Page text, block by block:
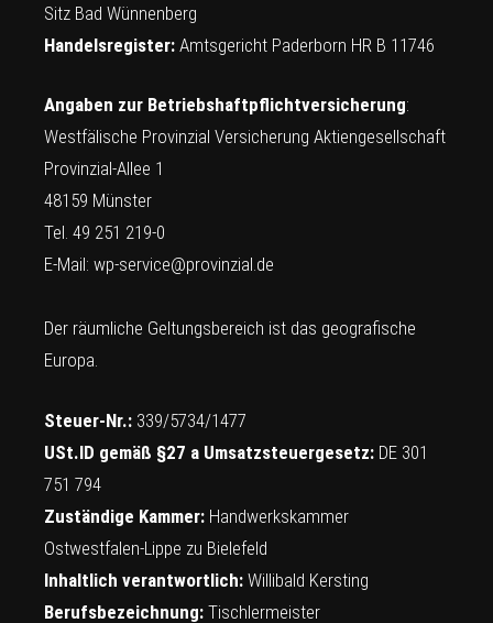
Sitz Bad Wünnenberg
Handelsregister: Amtsgericht Paderborn HR B 11746
Angaben zur Betriebshaftpflichtversicherung:
Westfälische Provinzial Versicherung Aktiengesellschaft
Provinzial-Allee 1
48159 Münster
Tel. 49 251 219-0
E-Mail: wp-service@provinzial.de
Der räumliche Geltungsbereich ist das geografische
Europa.
Steuer-Nr.: 339/5734/1477
USt.ID gemäß §27 a Umsatzsteuergesetz: DE 301
751 794
Zuständige Kammer: Handwerkskammer
Ostwestfalen-Lippe zu Bielefeld
Inhaltlich verantwortlich: Willibald Kersting
Berufsbezeichnung: Tischlermeister